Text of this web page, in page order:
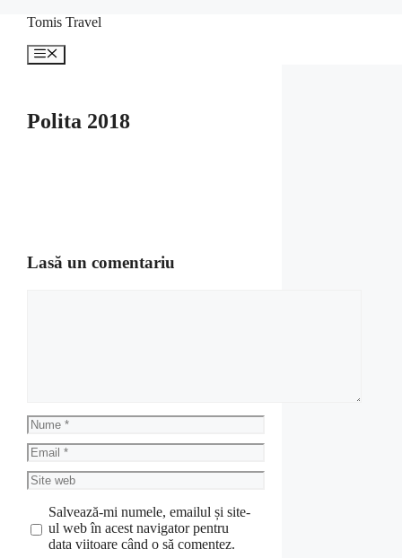
conținut
Tomis Travel
Meniu
Polita 2018
Lasă un comentariu
Nume
Email
Site
web
Salvează-mi numele, emailul și site-
ul web în acest navigator pentru
data viitoare când o să comentez.